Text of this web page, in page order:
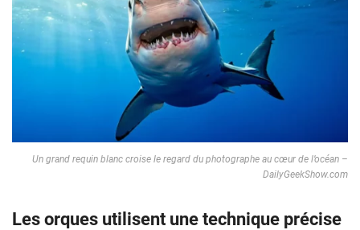
Un grand requin blanc croise le regard du photographe au cœur de l’océan –
DailyGeekShow.com
Les orques utilisent une technique précise